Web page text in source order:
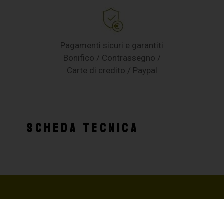
Pagamenti sicuri e garantiti
Bonifico / Contrassegno /
Carte di credito / Paypal
SCHEDA TECNICA